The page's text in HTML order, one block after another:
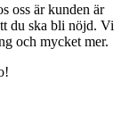
oss är kunden är
du ska bli nöjd. Vi
och mycket mer.